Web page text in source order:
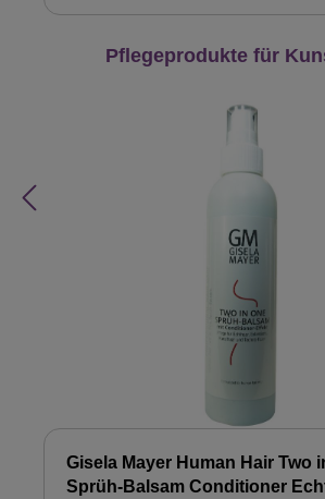
Produktgalerie überspringen
Pflegeprodukte für
Gisela Mayer Human Hair Two
Sprüh-Balsam Conditioner